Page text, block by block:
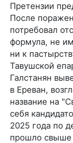
Претензии
После
потребовал
формула, не
ни к
Тавушской
Галстанян
в Ереван,
название на
себя
2025 года по
прошло свыше